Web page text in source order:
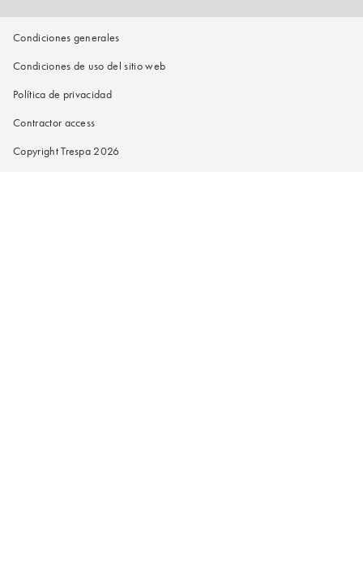
Condiciones generales
Condiciones de uso del sitio web
Política de privacidad
Contractor access
Copyright Trespa 2026